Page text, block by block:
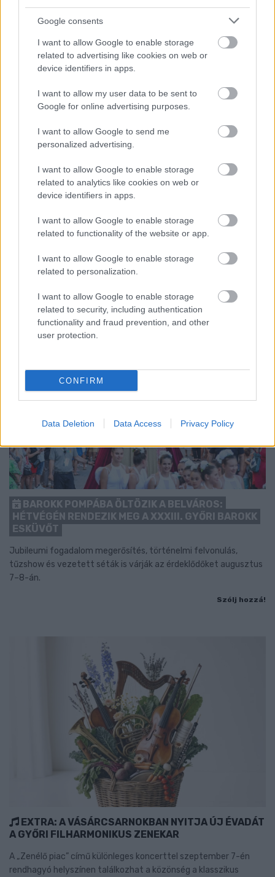
Google consents
I want to allow Google to enable storage
related to advertising like cookies on web or
device identifiers in apps.
I want to allow my user data to be sent to
Google for online advertising purposes.
I want to allow Google to send me
personalized advertising.
I want to allow Google to enable storage
related to analytics like cookies on web or
device identifiers in apps.
I want to allow Google to enable storage
related to functionality of the website or app.
I want to allow Google to enable storage
related to personalization.
I want to allow Google to enable storage
related to security, including authentication
functionality and fraud prevention, and other
user protection.
CONFIRM
Data Deletion Data Access Privacy Policy
ENERGIATAKARÉKOSSÁG: KORÁBBAN KEZDŐDIK
A GYŐRI AUDI ETO KC PÉNTEKI FELKÉSZÜLÉSI
Az energiaellátás tehermentesítése érdekében másfél órával
kezdését.
BAROKK POMPÁBA ÖLTÖZIK A BELVÁROS:
HÉTVÉGÉN RENDEZIK MEG A XXXIII. GYŐRI BAROKK
ESKÜVŐT
Jubileumi fogadalom megerősítés, történelmi felvonulás,
tűzshow és vezetett séták is várják az érdeklődőket augusztus
7–8-án.
Szólj hozzá!
EXTRA: A VÁSÁRCSARNOKBAN NYITJA ÚJ ÉVADÁT
A GYŐRI FILHARMONIKUS ZENEKAR
A „Zenélő piac” című különleges koncerttel szeptember 7-én
rendhagyó helyszínen találkozhat a közönség a klasszikus